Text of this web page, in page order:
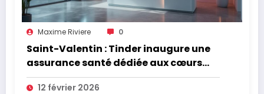
Maxime Riviere 0
Saint-Valentin : Tinder inaugure une
assurance santé dédiée aux cœurs
brisés
12 février 2026